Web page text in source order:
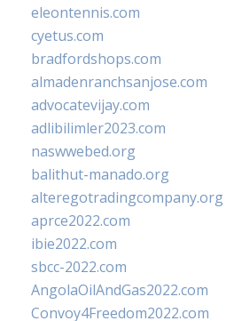
eleontennis.com
cyetus.com
bradfordshops.com
almadenranchsanjose.com
advocatevijay.com
adlibilimler2023.com
naswwebed.org
balithut-manado.org
alteregotradingcompany.org
aprce2022.com
ibie2022.com
sbcc-2022.com
AngolaOilAndGas2022.com
Convoy4Freedom2022.com